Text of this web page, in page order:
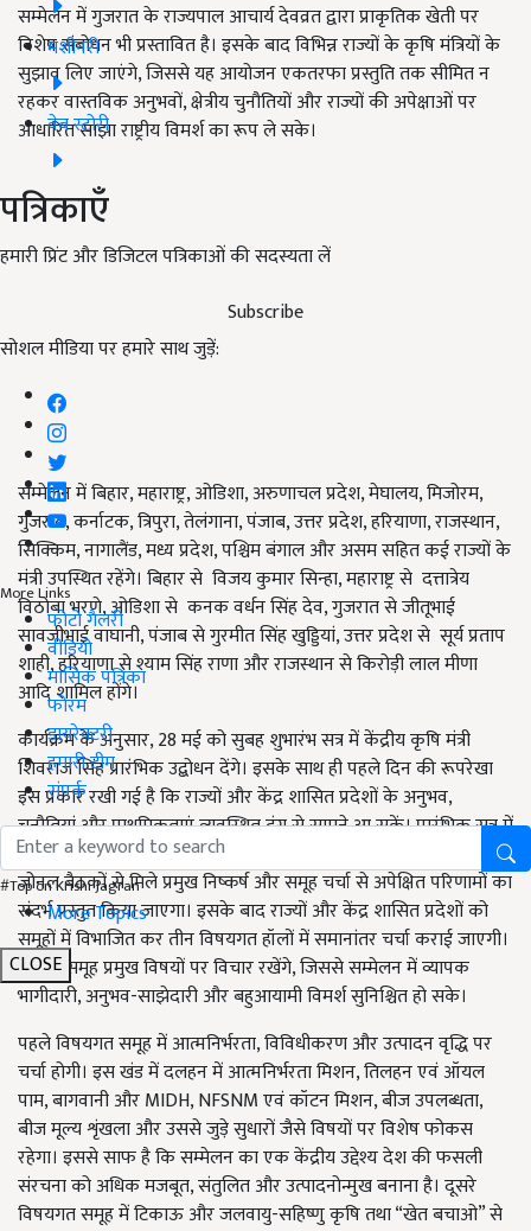
मशीनरी
वेब स्टोरी
पत्रिकाएँ
हमारी प्रिंट और डिजिटल पत्रिकाओं की सदस्यता लें
Subscribe
सोशल मीडिया पर हमारे साथ जुड़ें:
More Links
फोटो गैलरी
वीडियो
मासिक पत्रिका
फोरम
डायरेक्टरी
हमारी टीम
संपर्क
#Top on Krishi Jagran
More Topics
CLOSE
सम्मेलन में गुजरात के राज्यपाल आचार्य देवव्रत द्वारा प्राकृतिक खेती पर
विशेष संबोधन भी प्रस्तावित है। इसके बाद विभिन्न राज्यों के कृषि मंत्रियों के
सुझाव लिए जाएंगे, जिससे यह आयोजन एकतरफा प्रस्तुति तक सीमित न
रहकर वास्तविक अनुभवों, क्षेत्रीय चुनौतियों और राज्यों की अपेक्षाओं पर
आधारित साझा राष्ट्रीय विमर्श का रूप ले सके।
सम्मेलन में बिहार, महाराष्ट्र, ओडिशा, अरुणाचल प्रदेश, मेघालय, मिजोरम,
गुजरात, कर्नाटक, त्रिपुरा, तेलंगाना, पंजाब, उत्तर प्रदेश, हरियाणा, राजस्थान,
सिक्किम, नागालैंड, मध्य प्रदेश, पश्चिम बंगाल और असम सहित कई राज्यों के
मंत्री उपस्थित रहेंगे। बिहार से विजय कुमार सिन्हा, महाराष्ट्र से दत्तात्रेय
विठोबा भरणे, ओडिशा से कनक वर्धन सिंह देव, गुजरात से जीतूभाई
सावजीभाई वाघानी, पंजाब से गुरमीत सिंह खुड्डियां, उत्तर प्रदेश से सूर्य प्रताप
शाही, हरियाणा से श्याम सिंह राणा और राजस्थान से किरोड़ी लाल मीणा
आदि शामिल होंगे।
कार्यक्रम के अनुसार, 28 मई को सुबह शुभारंभ सत्र में केंद्रीय कृषि मंत्री
शिवराज सिंह प्रारंभिक उद्बोधन देंगे। इसके साथ ही पहले दिन की रूपरेखा
इस प्रकार रखी गई है कि राज्यों और केंद्र शासित प्रदेशों के अनुभव,
चुनौतियां और प्राथमिकताएं व्यवस्थित ढंग से सामने आ सकें। प्रारंभिक सत्र में
कृषि एवं किसान कल्याण विभाग के सचिव द्वारा सम्मेलन की पृष्ठभूमि,
जोनल बैठकों से मिले प्रमुख निष्कर्ष और समूह चर्चा से अपेक्षित परिणामों का
संदर्भ प्रस्तुत किया जाएगा। इसके बाद राज्यों और केंद्र शासित प्रदेशों को
समूहों में विभाजित कर तीन विषयगत हॉलों में समानांतर चर्चा कराई जाएगी।
विभिन्न समूह प्रमुख विषयों पर विचार रखेंगे, जिससे सम्मेलन में व्यापक
भागीदारी, अनुभव-साझेदारी और बहुआयामी विमर्श सुनिश्चित हो सके।
पहले विषयगत समूह में आत्मनिर्भरता, विविधीकरण और उत्पादन वृद्धि पर
चर्चा होगी। इस खंड में दलहन में आत्मनिर्भरता मिशन, तिलहन एवं ऑयल
पाम, बागवानी और MIDH, NFSNM एवं कॉटन मिशन, बीज उपलब्धता,
बीज मूल्य शृंखला और उससे जुड़े सुधारों जैसे विषयों पर विशेष फोकस
रहेगा। इससे साफ है कि सम्मेलन का एक केंद्रीय उद्देश्य देश की फसली
संरचना को अधिक मजबूत, संतुलित और उत्पादनोन्मुख बनाना है। दूसरे
विषयगत समूह में टिकाऊ और जलवायु-सहिष्णु कृषि तथा “खेत बचाओ” से